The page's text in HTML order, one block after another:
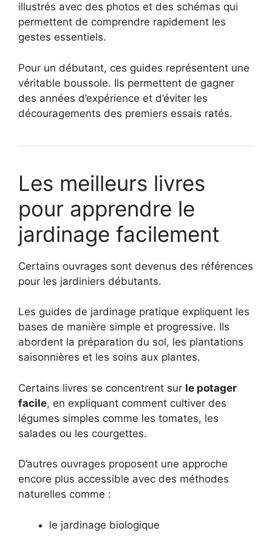
illustrés avec des photos et des schémas qui
permettent de comprendre rapidement les
gestes essentiels.
Pour un débutant, ces guides représentent une
véritable boussole. Ils permettent de gagner
des années d’expérience et d’éviter les
découragements des premiers essais ratés.
Les meilleurs livres
pour apprendre le
jardinage facilement
Certains ouvrages sont devenus des références
pour les jardiniers débutants.
Les guides de jardinage pratique expliquent les
bases de manière simple et progressive. Ils
abordent la préparation du sol, les plantations
saisonnières et les soins aux plantes.
Certains livres se concentrent sur le potager
facile, en expliquant comment cultiver des
légumes simples comme les tomates, les
salades ou les courgettes.
D’autres ouvrages proposent une approche
encore plus accessible avec des méthodes
naturelles comme :
le jardinage biologique